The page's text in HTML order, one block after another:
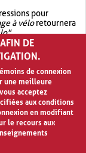
pour
à véloretournera
.
OR.garage OR vélo
à vélo
DE
de connexion
une meilleure
acceptez
aux conditions
en modifiant
le recours aux